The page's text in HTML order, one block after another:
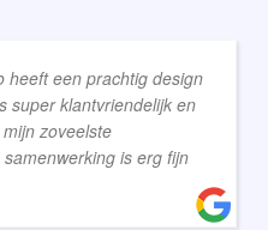
heeft een prachtig design
super klantvriendelijk en
zoveelste
is erg fijn